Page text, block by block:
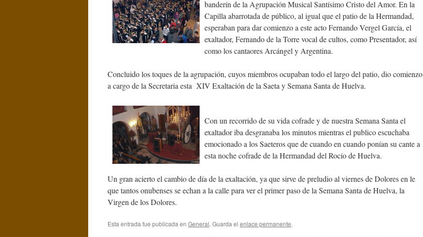
banderín de la Agrupación Musical Santísimo Cristo del Amor. En la
Capilla abarrotada de público, al igual que el patio de la Hermandad,
esperaban para dar comienzo a este acto Fernando Vergel García, el
exaltador, Fernando de la Torre vocal de cultos, como Presentador, así
como los cantaores Arcángel y Argentina.
Concluido los toques de la agrupación, cuyos miembros ocupaban todo el largo del patio, dio comienzo
a cargo de la Secretaria esta XIV Exaltación de la Saeta y Semana Santa de Huelva.
Con un recorrido de su vida cofrade y de nuestra Semana Santa el
exaltador iba desgranaba los minutos mientras el publico escuchaba
emocionado a los Saeteros que de cuando en cuando ponían su cante a
esta noche cofrade de la Hermandad del Rocío de Huelva.
Un gran acierto el cambio de día de la exaltación, ya que sirve de preludio al viernes de Dolores en le
que tantos onubenses se echan a la calle para ver el primer paso de la Semana Santa de Huelva, la
Virgen de los Dolores.
Esta entrada fue publicada en General. Guarda el enlace permanente.